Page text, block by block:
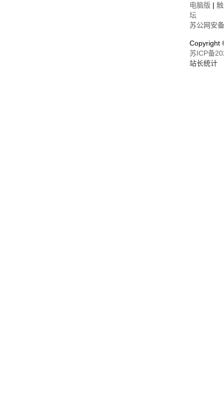
电脑版 |
坛
苏公网安
Copyright
苏ICP备
站长统计